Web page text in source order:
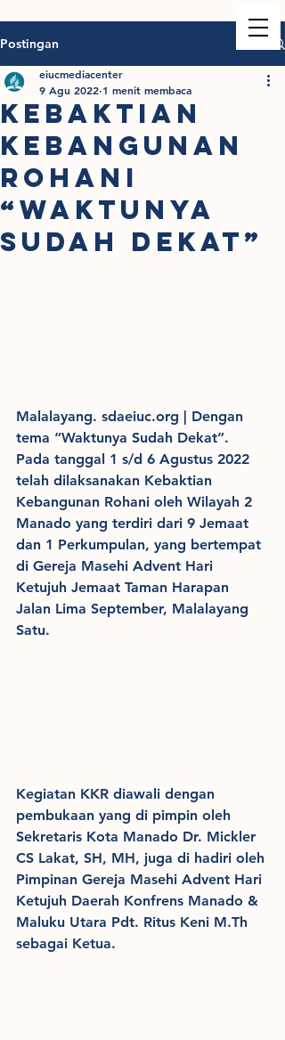
Postingan
KEBAKTIAN
KEBANGUNAN
ROHANI
“WAKTUNYA
SUDAH DEKAT”
eiucmediacenter
9 Agu 2022 1 menit membaca
Malalayang. sdaeiuc.org | Dengan
tema “Waktunya Sudah Dekat”.
Pada tanggal 1 s/d 6 Agustus 2022
telah dilaksanakan Kebaktian
Kebangunan Rohani oleh Wilayah 2
Manado yang terdiri dari 9 Jemaat
dan 1 Perkumpulan, yang bertempat
di Gereja Masehi Advent Hari
Ketujuh Jemaat Taman Harapan
Jalan Lima September, Malalayang
Satu.
Kegiatan KKR diawali dengan
pembukaan yang di pimpin oleh
Sekretaris Kota Manado Dr. Mickler
CS Lakat, SH, MH, juga di hadiri oleh
Pimpinan Gereja Masehi Advent Hari
Ketujuh Daerah Konfrens Manado &
Maluku Utara Pdt. Ritus Keni M.Th
sebagai Ketua.